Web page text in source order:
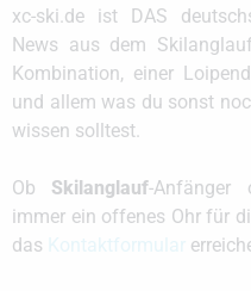
xc-ski.de ist DAS
News aus dem
Kombination, einer
und allem was du sonst
wissen solltest.
Ob Skilanglauf-Anfänger
immer ein offenes Ohr für
das